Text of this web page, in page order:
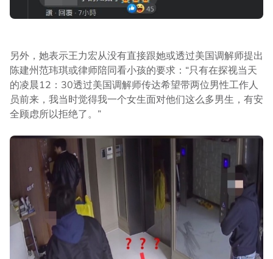
另外，她表示王力宏从没有直接跟她或透过美国调解师提出
陈建州范玮琪或律师陪同看小孩的要求：“只有在探视当天
的凌晨12：30透过美国调解师传达希望带两位男性工作人
员前来，我当时觉得我一个女生面对他们这么多男生，有安
全顾虑所以拒绝了。”